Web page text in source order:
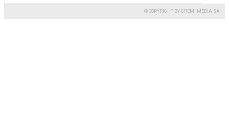
© COPYRIGHT BY GREMI MEDIA SA